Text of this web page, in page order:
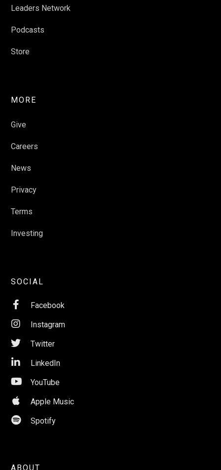
ABOUT
Leaders Network
Podcasts
Store
MORE
Give
Careers
News
Privacy
Terms
Investing
SOCIAL
 Facebook
 Instagram
 Twitter
 LinkedIn
 YouTube
 Apple Music
 Spotify